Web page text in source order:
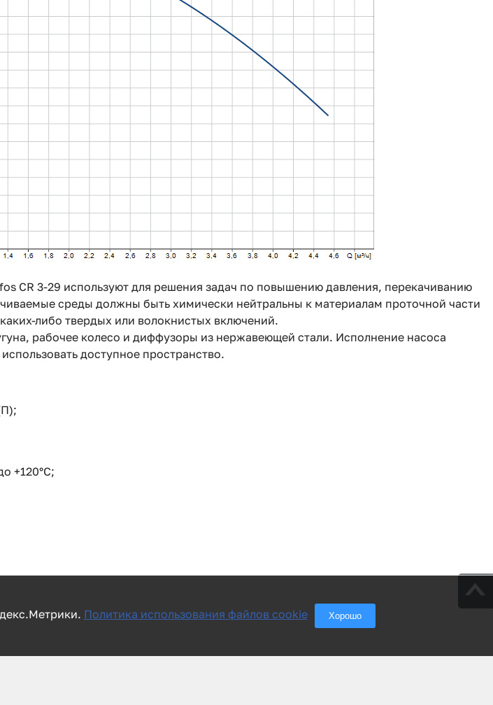
CR 3-29 используют для решения задач по повышению давления, перекачиванию
среды должны быть химически нейтральны к материалам проточной части
либо твердых или волокнистых включений.
рабочее колесо и диффузоры из нержавеющей стали. Исполнение насоса
доступное пространство.
+120°C;
Политика использования файлов cookie Хорошо